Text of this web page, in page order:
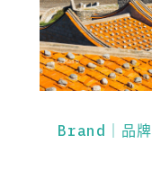
Brand｜品牌